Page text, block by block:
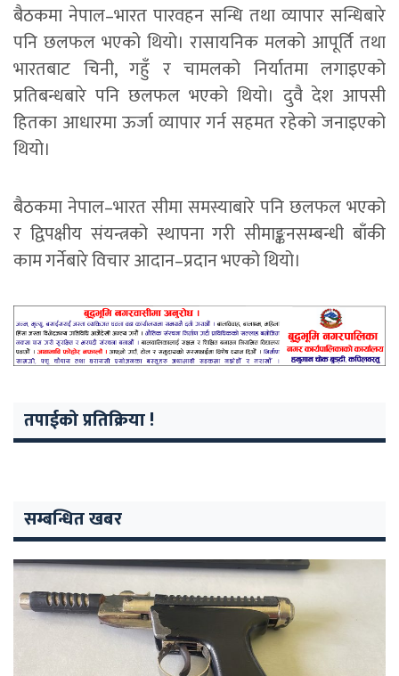
बैठकमा नेपाल–भारत पारवहन सन्धि तथा व्यापार सन्धिबारे
पनि छलफल भएको थियो। रासायनिक मलको आपूर्ति तथा
भारतबाट चिनी, गहुँ र चामलको निर्यातमा लगाइएको
प्रतिबन्धबारे पनि छलफल भएको थियो। दुवै देश आपसी
हितका आधारमा ऊर्जा व्यापार गर्न सहमत रहेको जनाइएको
थियो।
बैठकमा नेपाल–भारत सीमा समस्याबारे पनि छलफल भएको
र द्विपक्षीय संयन्त्रको स्थापना गरी सीमाङ्कनसम्बन्धी बाँकी
काम गर्नेबारे विचार आदान–प्रदान भएको थियो।
तपाईको प्रतिक्रिया !
सम्बन्धित खबर